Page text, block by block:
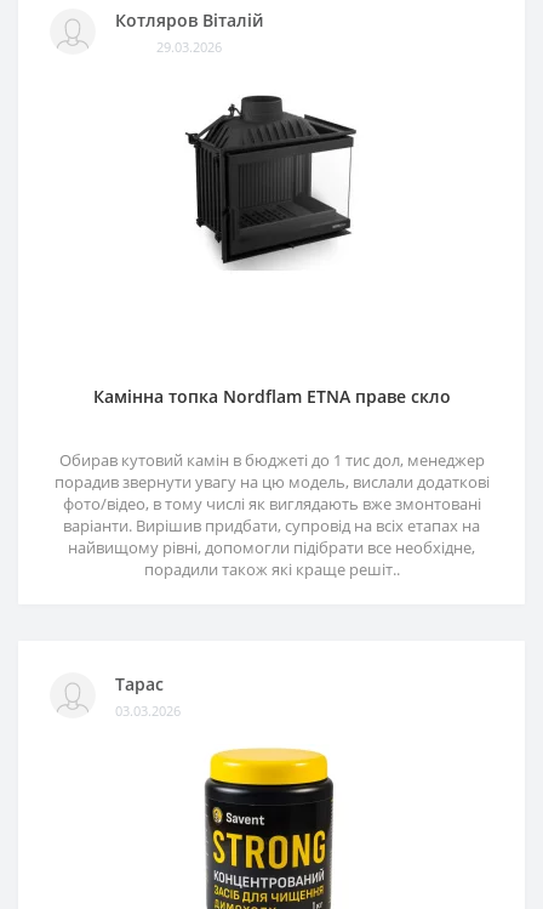
Котляров Віталій
29.03.2026
Камінна топка Nordflam ETNA праве скло
Обирав кутовий камін в бюджеті до 1 тис дол, менеджер
порадив звернути увагу на цю модель, вислали додаткові
фото/відео, в тому числі як виглядають вже змонтовані
варіанти. Вирішив придбати, супровід на всіх етапах на
найвищому рівні, допомогли підібрати все необхідне,
порадили також які краще решіт..
Тарас
03.03.2026